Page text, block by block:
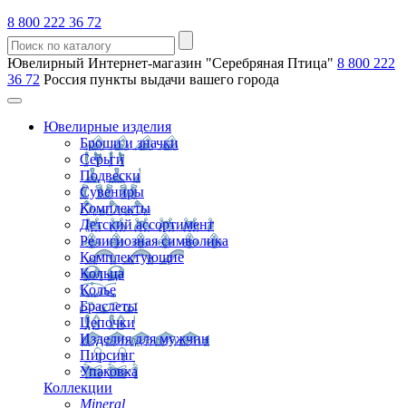
8 800 222 36 72
Ювелирный Интернет-магазин "Серебряная Птица" 8 800 222
36 72 Россия пункты выдачи вашего города
Ювелирные изделия
Броши и значки
Серьги
Подвески
Сувениры
Комплекты
Детский ассортимент
Религиозная символика
Комплектующие
Кольца
Колье
Браслеты
Цепочки
Изделия для мужчин
Пирсинг
Упаковка
Коллекции
Mineral